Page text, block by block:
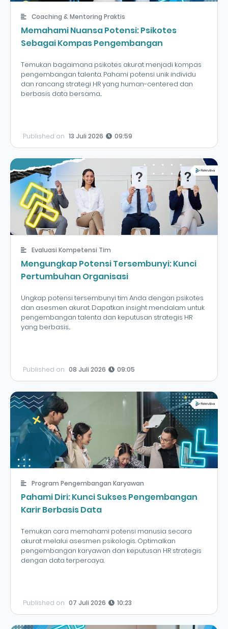
Coaching & Mentoring Praktis
Memahami Nuansa Potensi: Psikotes
Sebagai Kompas Pengembangan
Temukan bagaimana psikotes akurat menjadi kompas
pengembangan talenta. Pahami potensi unik individu
dan rancang strategi HR yang human-centered dan
berbasis data bersama...
Published on 13 Juli 2026 09:59
Evaluasi Kompetensi Tim
Mengungkap Potensi Tersembunyi: Kunci
Pertumbuhan Organisasi
Ungkap potensi tersembunyi tim Anda dengan psikotes
dan asesmen akurat. Dapatkan insight mendalam untuk
pengembangan talenta dan keputusan strategis HR
yang berbasis...
Published on 08 Juli 2026 09:05
Program Pengembangan Karyawan
Pahami Diri: Kunci Sukses Pengembangan
Karir Berbasis Data
Temukan cara memahami potensi manusia secara
akurat melalui asesmen psikologis. Optimalkan
pengembangan karyawan dan keputusan HR strategis
dengan data terpercaya.
Published on 07 Juli 2026 10:23